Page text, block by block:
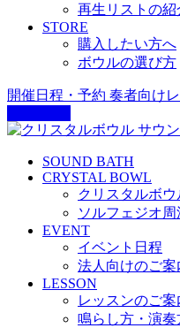
再生リストの紹
STORE
購入したい方へ
ボウルの選び方
開催日程・予約 奏者向け
SOUND BATH
CRYSTAL BOWL
クリスタルボウ
ソルフェジオ
EVENT
イベント日程
法人向けのご案
LESSON
レッスンのご案
鳴らし方・演奏